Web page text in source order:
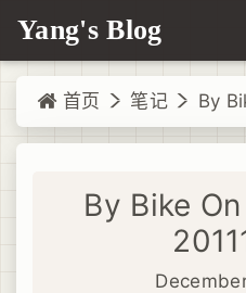
Yang's Blog
首页 笔记 By
By Bike